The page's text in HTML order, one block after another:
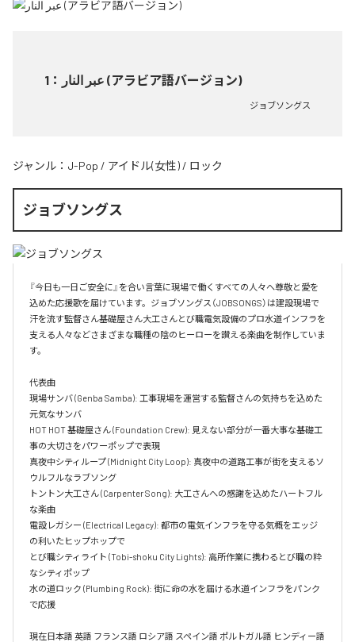
1 ： عبر النار (アラビア語バージョン)
ジョブソングス
ジャンル： J-Pop / アイドル(女性) / ロック
ジョブソングス
『今日も一日ご安全に』を合い言葉に現場で働くすべての人々へ尊敬と愛を
込めた応援歌を届けています。ジョブソングス（JOBSONGS）は建設現場で
汗を流す監督さん基礎屋さん大工さんとび職電気設備のプロ水道インフラを
支える人々などさまざまな職種の陰のヒーローを讃える楽曲を制作していま
す。
代表曲
現場サンバ (Genba Samba): 工事現場を運営する監督さんの気持ちを込めた
元気なサンバ
HOT HOT 基礎屋さん (Foundation Crew): 見えない部分が一番大事な基礎工
事の大切さをパワーポップで表現
真夜中シティループ (Midnight City Loop): 真夜中の道路工事が街を支えるソ
ウルフルなラブソング
トントン大工さん (Carpenter Song): 大工さんへの感謝を込めたハートフル
な楽曲
電設レガシー (Electrical Legacy): 都市の電気インフラを守る気概をエッジ
の利いたヒップホップで
とび職シティライト (Tobi-shoku City Lights): 高所作業に携わるとび職の粋
なシティポップ
水の道ロック (Plumbing Rock): 街に命の水を届ける水道インフラをパンク
で応援
現在日本語 英語 フランス語 ロシア語 スペイン語 ポルトガル語 ヒンディー語